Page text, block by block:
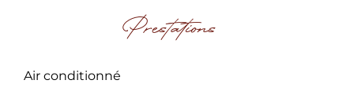
Prestations
Air conditionné